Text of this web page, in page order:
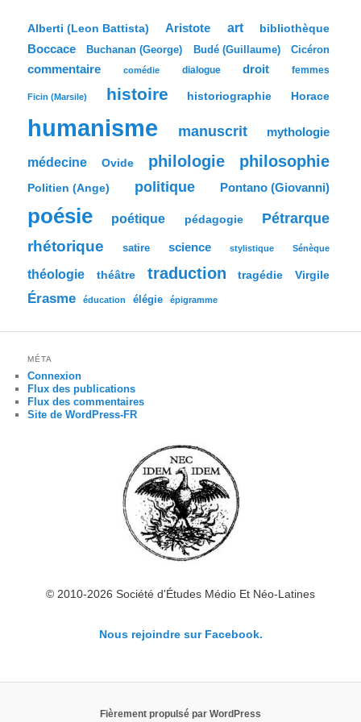
e
r
c
e
Alberti (Leon Battista) Aristote art bibliothèque
Boccace Buchanan (George) Budé (Guillaume) Cicéron
commentaire comédie dialogue droit femmes
Ficin (Marsile) histoire historiographie Horace
humanisme manuscrit mythologie
médecine Ovide philologie philosophie
Politien (Ange) politique Pontano (Giovanni)
poésie poétique pédagogie Pétrarque
rhétorique satire science stylistique Sénèque
théologie théâtre traduction tragédie Virgile
Érasme éducation élégie épigramme
MÉTA
Connexion
Flux des publications
Flux des commentaires
Site de WordPress-FR
© 2010-2026 Société d'Études Médio Et Néo-Latines
Nous rejoindre sur Facebook.
Fièrement propulsé par WordPress